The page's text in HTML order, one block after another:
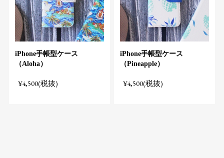
iPhone手帳型ケース
（Aloha）
¥4,500(税抜)
iPhone手帳型ケース
（Pineapple）
¥4,500(税抜)